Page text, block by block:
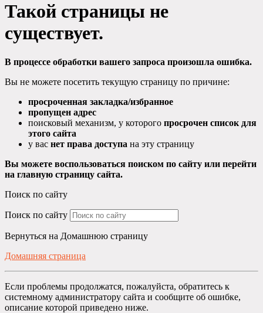
Такой страницы не
существует.
В процессе обработки вашего запроса произошла ошибка.
Вы не можете посетить текущую страницу по причине:
просроченная закладка/избранное
пропущен адрес
поисковый механизм, у которого просрочен список для
этого сайта
у вас нет права доступа на эту страницу
Вы можете воспользоваться поиском по сайту или перейти
на главную страницу сайта.
Поиск по сайту
Поиск по сайту
Вернуться на Домашнюю страницу
Домашняя страница
Если проблемы продолжатся, пожалуйста, обратитесь к
системному администратору сайта и сообщите об ошибке,
описание которой приведено ниже.